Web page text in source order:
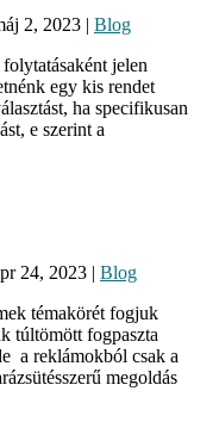
2, 2023 | Blog
jelen
egy kis rendet
ha specifikusan
e szerint a
24, 2023 | Blog
témakörét fogjuk
túltömött fogpaszta
a reklámokból csak a
megoldás